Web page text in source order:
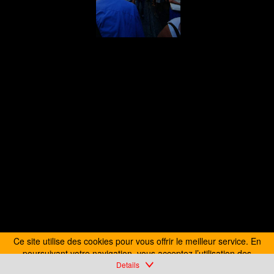
Details
Ce site utilise des cookies pour vous offrir le meilleur service. En
poursuivant votre navigation, vous acceptez l’utilisation des
En savoir plus